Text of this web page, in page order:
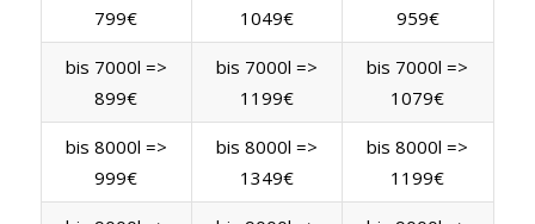
799€
1049€
959€
bis 7000l =>
899€
bis 7000l =>
1199€
bis 7000l =>
1079€
bis 8000l =>
999€
bis 8000l =>
1349€
bis 8000l =>
1199€